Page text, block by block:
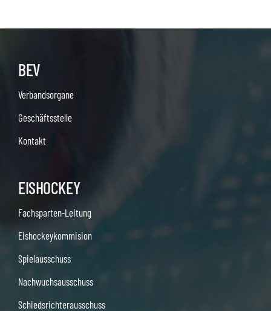
BEV
Verbandsorgane
Geschäftsstelle
Kontakt
EISHOCKEY
Fachsparten-Leitung
Eishockeykommision
Spielausschuss
Nachwuchsausschuss
Schiedsrichterausschuss